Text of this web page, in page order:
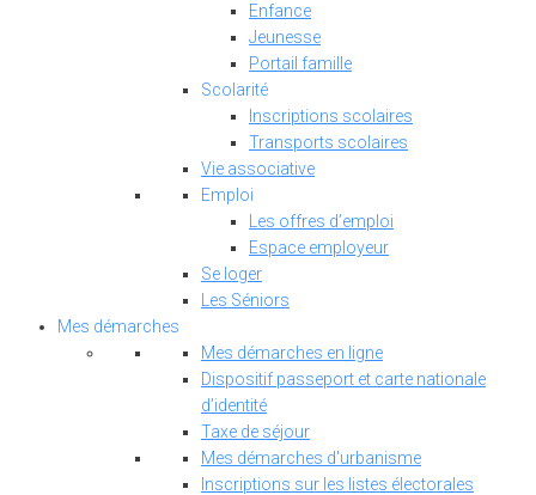
Enfance
Jeunesse
Portail famille
Scolarité
Inscriptions scolaires
Transports scolaires
Vie associative
Emploi
Les offres d’emploi
Espace employeur
Se loger
Les Séniors
Mes démarches
Mes démarches en ligne
Dispositif passeport et carte nationale
d’identité
Taxe de séjour
Mes démarches d'urbanisme
Inscriptions sur les listes électorales